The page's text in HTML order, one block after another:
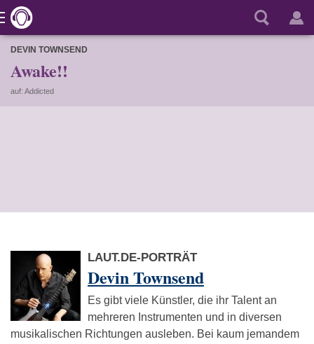
DEVIN TOWNSEND
Awake!!
auf: Addicted
LAUT.DE-PORTRÄT
Devin Townsend
Es gibt viele Künstler, die ihr Talent an
mehreren Instrumenten und in diversen
musikalischen Richtungen ausleben. Bei kaum jemandem